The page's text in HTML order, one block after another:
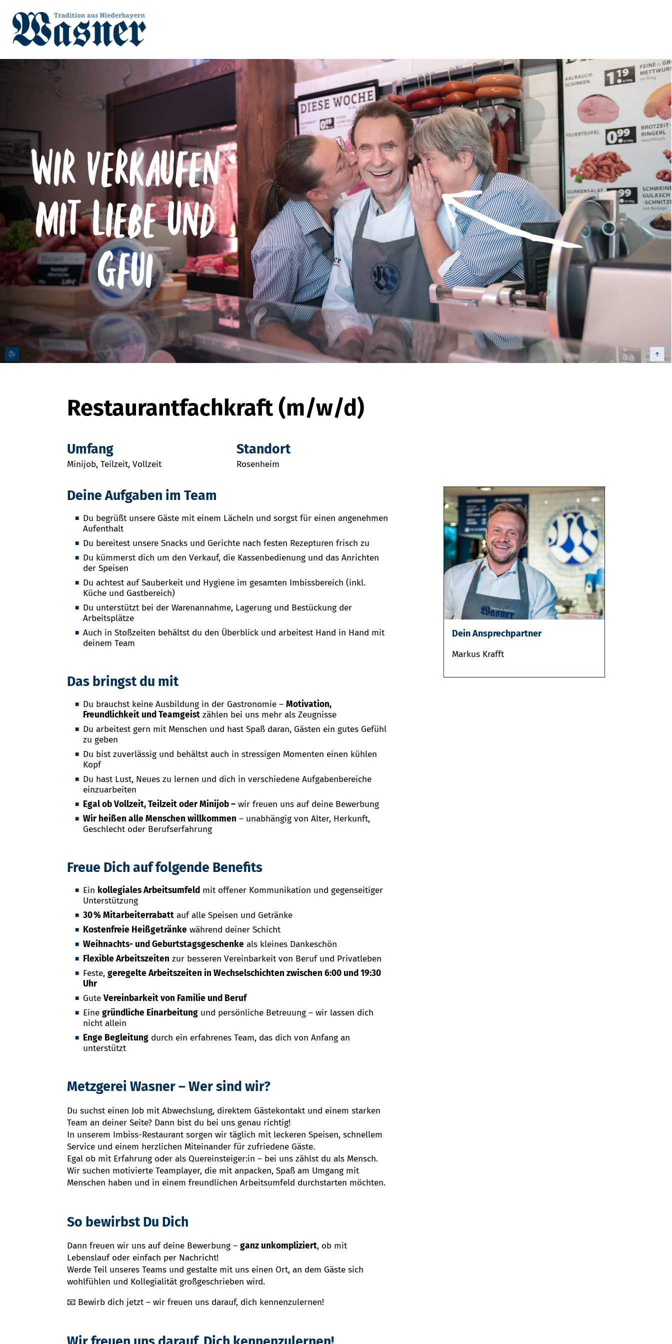
Restaurantfachkraft (m/w/d)
Umfang
Minijob, Teilzeit, Vollzeit
Standort
Rosenheim
Deine Aufgaben im Team
Du begrüßt unsere Gäste mit einem Lächeln und sorgst für einen angenehmen
Aufenthalt
Du bereitest unsere Snacks und Gerichte nach festen Rezepturen frisch zu
Du kümmerst dich um den Verkauf, die Kassenbedienung und das Anrichten
der Speisen
Du achtest auf Sauberkeit und Hygiene im gesamten Imbissbereich (inkl.
Küche und Gastbereich)
Du unterstützt bei der Warenannahme, Lagerung und Bestückung der
Arbeitsplätze
Auch in Stoßzeiten behältst du den Überblick und arbeitest Hand in Hand mit
deinem Team
Das bringst du mit
Du brauchst keine Ausbildung in der Gastronomie –Motivation,
Freundlichkeit und Teamgeist zählen bei uns mehr als Zeugnisse
Du arbeitest gern mit Menschen und hast Spaß daran, Gästen ein gutes Gefühl
zu geben
Du bist zuverlässig und behältst auch in stressigen Momenten einen kühlen
Kopf
Du hast Lust, Neues zu lernen und dich in verschiedene Aufgabenbereiche
einzuarbeiten
Egal ob Vollzeit, Teilzeit oder Minijob – wir freuen uns auf deine Bewerbung
Wir heißen alle Menschen willkommen – unabhängig von Alter, Herkunft,
Geschlecht oder Berufserfahrung
Freue Dich auf folgende Benefits
Ein kollegiales Arbeitsumfeld mit offener Kommunikation und gegenseitiger
Unterstützung
30 % Mitarbeiterrabatt auf alle Speisen und Getränke
Kostenfreie Heißgetränke während deiner Schicht
Weihnachts- und Geburtstagsgeschenke als kleines Dankeschön
Flexible Arbeitszeiten zur besseren Vereinbarkeit von Beruf und Privatleben
Feste,geregelte Arbeitszeiten in Wechselschichten zwischen 6:00 und 19:30
Uhr
GuteVereinbarkeit von Familie und Beruf
Einegründliche Einarbeitung und persönliche Betreuung – wir lassen dich
nicht allein
Enge Begleitung durch ein erfahrenes Team, das dich von Anfang an
unterstützt
Metzgerei Wasner – Wer sind wir?
Du suchst einen Job mit Abwechslung, direktem Gästekontakt und einem starken
Team an deiner Seite? Dann bist du bei uns genau richtig!
In unserem Imbiss-Restaurant sorgen wir täglich mit leckeren Speisen, schnellem
Service und einem herzlichen Miteinander für zufriedene Gäste.
Egal ob mit Erfahrung oder als Quereinsteiger:in – bei uns zählst du als Mensch.
Wir suchen motivierte Teamplayer, die mit anpacken, Spaß am Umgang mit
Menschen haben und in einem freundlichen Arbeitsumfeld durchstarten möchten.
So bewirbst Du Dich
Dann freuen wir uns auf deine Bewerbung –ganz unkompliziert, ob mit
Lebenslauf oder einfach per Nachricht!
Werde Teil unseres Teams und gestalte mit uns einen Ort, an dem Gäste sich
wohlfühlen und Kollegialität großgeschrieben wird.
📧 Bewirb dich jetzt – wir freuen uns darauf, dich kennenzulernen!
Dein Ansprechpartner
Markus Krafft